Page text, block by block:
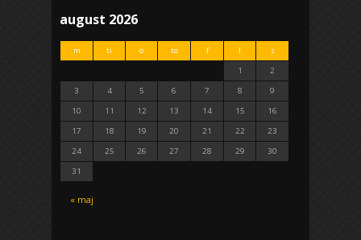
august 2026
m ti o to f l s
« maj
1
2
3
4 5 6 7 8
9
10
11 12 13 14 15
16
17
18 19 20 21 22
23
24
25 26 27 28 29
30
31